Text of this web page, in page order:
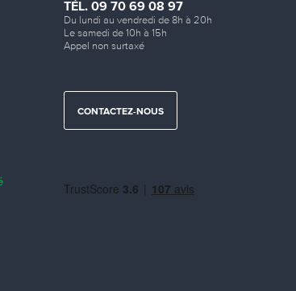
TÉL. 09 70 69 08 97
Du lundi au vendredi de 8h à 20h
Le samedi de 10h à 15h
Appel non surtaxé
CONTACTEZ-NOUS